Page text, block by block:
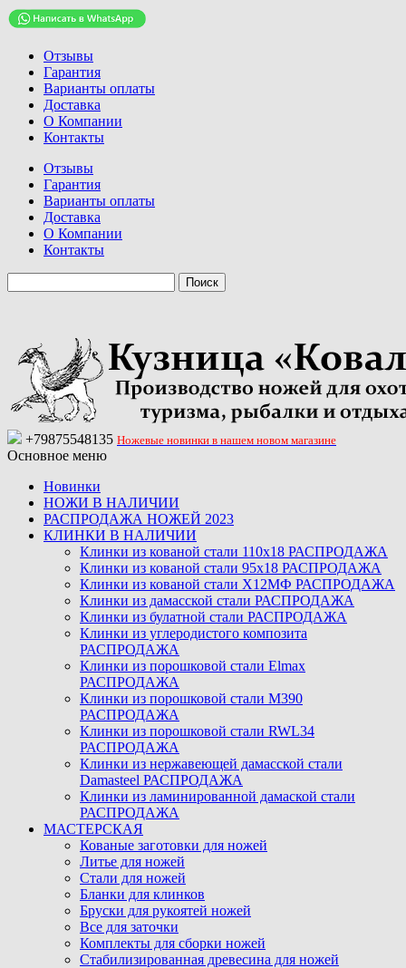
Отзывы
Гарантия
Варианты оплаты
Доставка
О Компании
Контакты
Отзывы
Гарантия
Варианты оплаты
Доставка
О Компании
Контакты
+79875548135 Ножевые новинки в нашем новом магазине
Основное меню
Новинки
НОЖИ В НАЛИЧИИ
РАСПРОДАЖА НОЖЕЙ 2023
КЛИНКИ В НАЛИЧИИ
Клинки из кованой стали 110х18 РАСПРОДАЖА
Клинки из кованой стали 95х18 РАСПРОДАЖА
Клинки из кованой стали Х12МФ РАСПРОДАЖА
Клинки из дамасской стали РАСПРОДАЖА
Клинки из булатной стали РАСПРОДАЖА
Клинки из углеродистого композита
РАСПРОДАЖА
Клинки из порошковой стали Elmax
РАСПРОДАЖА
Клинки из порошковой стали M390
РАСПРОДАЖА
Клинки из порошковой стали RWL34
РАСПРОДАЖА
Клинки из нержавеющей дамасской стали
Damasteel РАСПРОДАЖА
Клинки из ламинированной дамаской стали
РАСПРОДАЖА
МАСТЕРСКАЯ
Кованые заготовки для ножей
Литье для ножей
Стали для ножей
Бланки для клинков
Бруски для рукоятей ножей
Все для заточки
Комплекты для сборки ножей
Стабилизированная древесина для ножей